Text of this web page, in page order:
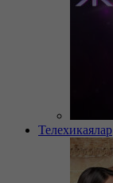
Телехикаялар